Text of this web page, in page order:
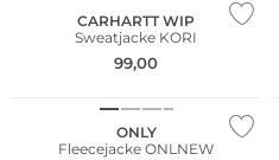
CARHARTT WIP
Sweatjacke KORI
99,00
ONLY
Fleecejacke ONLNEW